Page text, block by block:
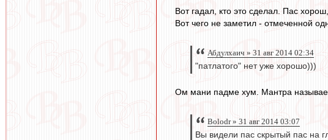
Вот гадал, кто это сделал. Пас
Вот чего не заметил - отмеченной
Абдулхаич » 31 авг 2014 02:34
"патлатого" нет уже хорошо)))
Ом мани падме хум. Мантра
Bolodr » 31 авг 2014 03:07
Вы видели пас скрытый пас на